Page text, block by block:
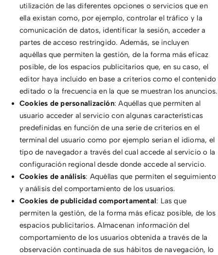
utilización de las diferentes opciones o servicios que en
ella existan como, por ejemplo, controlar el tráfico y la
comunicación de datos, identificar la sesión, acceder a
partes de acceso restringido. Además, se incluyen
aquéllas que permiten la gestión, de la forma más eficaz
posible, de los espacios publicitarios que, en su caso, el
editor haya incluido en base a criterios como el contenido
editado o la frecuencia en la que se muestran los anuncios.
Cookies de personalización: Aquéllas que permiten al
usuario acceder al servicio con algunas características
predefinidas en función de una serie de criterios en el
terminal del usuario como por ejemplo serian el idioma, el
tipo de navegador a través del cual accede al servicio o la
configuración regional desde donde accede al servicio.
Cookies de análisis: Aquéllas que permiten el seguimiento
y análisis del comportamiento de los usuarios.
Cookies de publicidad comportamental: Las que
permiten la gestión, de la forma más eficaz posible, de los
espacios publicitarios. Almacenan información del
comportamiento de los usuarios obtenida a través de la
observación continuada de sus hábitos de navegación, lo